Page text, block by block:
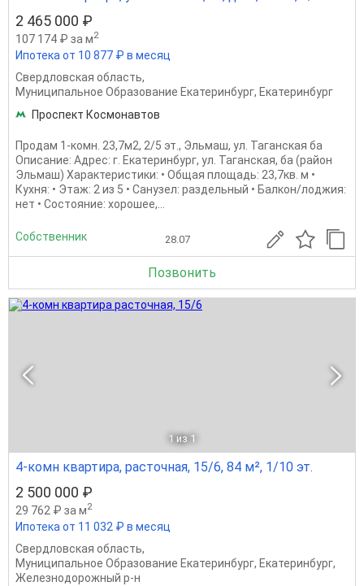
2 465 000 ₽
107 174 ₽ за м2
Ипотека от 10 877 ₽ в месяц
Свердловская область,
Муниципальное Образование Екатеринбург, Екатеринбург
Проспект Космонавтов
Продам 1-комн. 23,7м2, 2/5 эт., Эльмаш, ул. Таганская ба
Описание: Адрес: г. Екатеринбург, ул. Таганская, ба (район
Эльмаш) Характеристики: • Общая площадь: 23,7кв. м •
Кухня: • Этаж: 2 из 5 • Санузел: раздельный • Балкон/лоджия:
нет • Состояние: хорошее,...
Собственник 28.07
Позвонить
1 из 1
4-комн квартира, расточная, 15/6, 84 м², 1/10 эт.
2 500 000 ₽
29 762 ₽ за м2
Ипотека от 11 032 ₽ в месяц
Свердловская область,
Муниципальное Образование Екатеринбург, Екатеринбург,
Железнодорожный р-н